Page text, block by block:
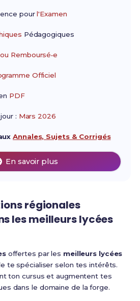
pourl'Examen
Pédagogiques
Remboursé•e
Officiel
PDF
: Mars 2026
Annales, Sujets & Corrigés
En savoir plus
régionales
lesmeilleurs lycées
offertes par les meilleurs lycées
te spécialiser selon tes intérêts.
ton cursus et augmentent tes
dans le domaine de la forge.